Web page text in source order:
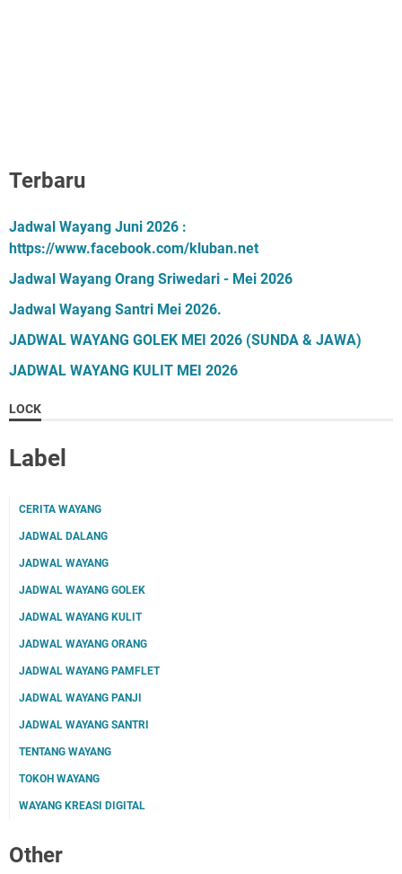
Terbaru
Jadwal Wayang Juni 2026 :
https://www.facebook.com/kluban.net
Jadwal Wayang Orang Sriwedari - Mei 2026
Jadwal Wayang Santri Mei 2026.
JADWAL WAYANG GOLEK MEI 2026 (SUNDA & JAWA)
JADWAL WAYANG KULIT MEI 2026
LOCK
Label
CERITA WAYANG
JADWAL DALANG
JADWAL WAYANG
JADWAL WAYANG GOLEK
JADWAL WAYANG KULIT
JADWAL WAYANG ORANG
JADWAL WAYANG PAMFLET
JADWAL WAYANG PANJI
JADWAL WAYANG SANTRI
TENTANG WAYANG
TOKOH WAYANG
WAYANG KREASI DIGITAL
Other